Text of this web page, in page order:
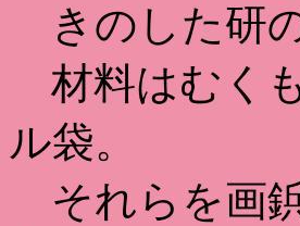
きのした研
材料はむく
ル袋。
それらを画